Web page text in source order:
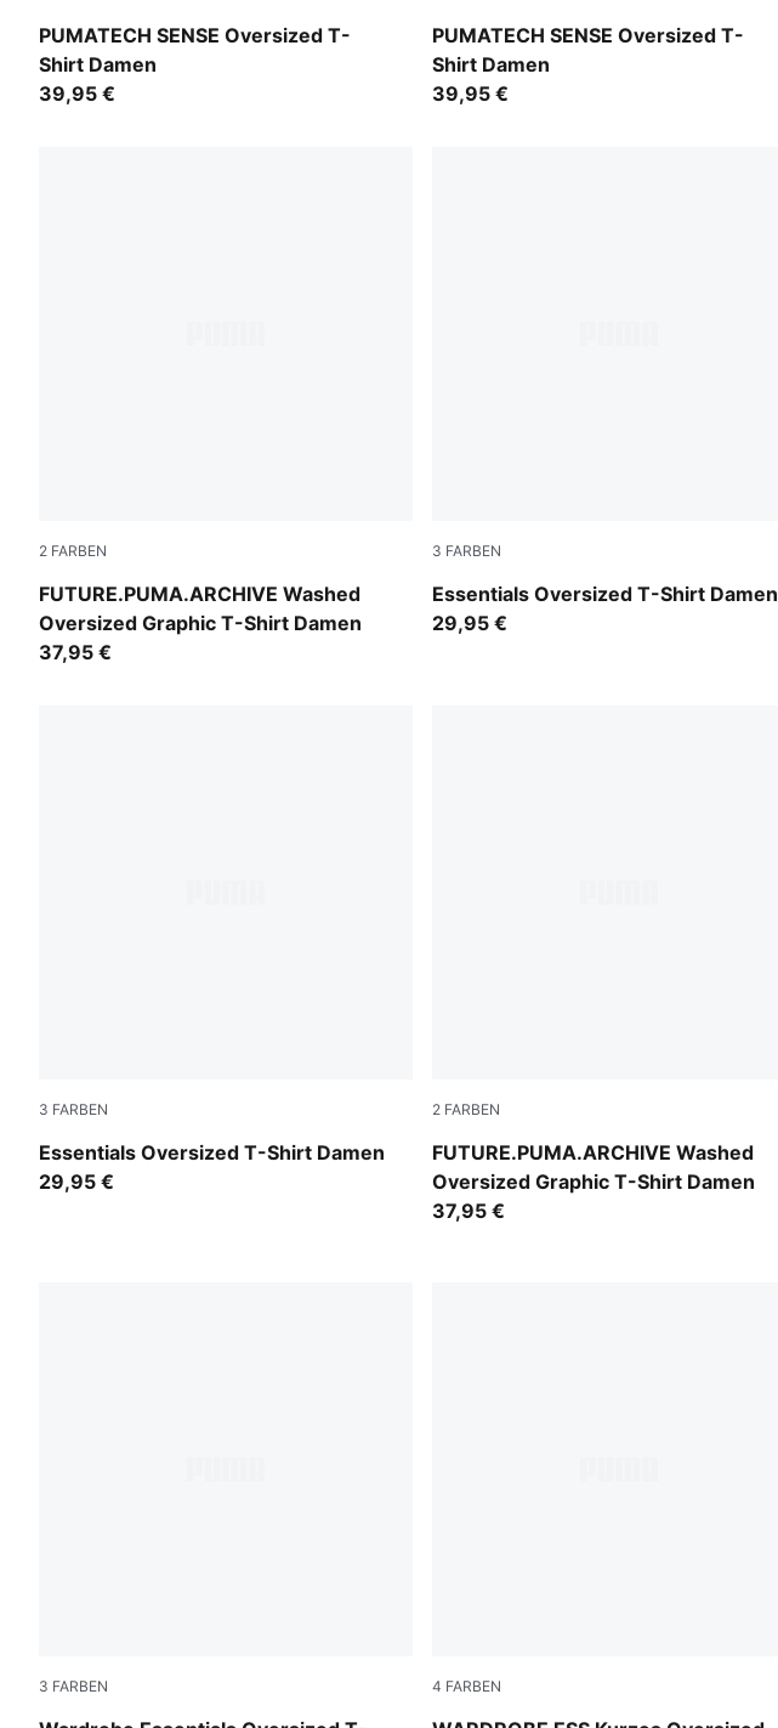
PUMATECH SENSE Oversized T-
Shirt Damen
Puma White
39,95 €
PUMATECH SENSE Oversized T-
Shirt Damen
Puma Black
39,95 €
2 FARBEN
FUTURE.PUMA.ARCHIVE Washed
Oversized Graphic T-Shirt Damen
Inky Depths
37,95 €
3 FARBEN
Essentials Oversized T-Shirt Damen
Puma Black
29,95 €
3 FARBEN
Essentials Oversized T-Shirt Damen
Puma White
29,95 €
2 FARBEN
FUTURE.PUMA.ARCHIVE Washed
Oversized Graphic T-Shirt Damen
Puma Black
37,95 €
3 FARBEN 4 FARBEN